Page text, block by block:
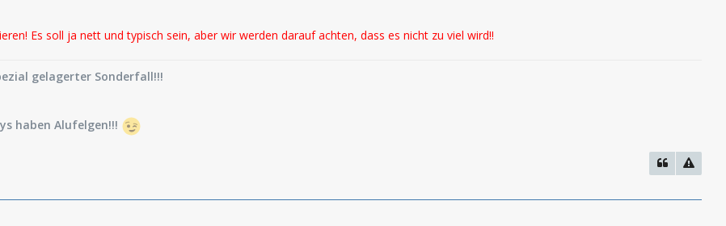
Es soll ja nett und typisch sein, aber wir werden darauf achten, dass es nicht zu viel wird!!
gelagerter Sonderfall!!!
haben Alufelgen!!!